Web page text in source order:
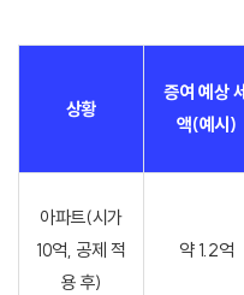
상황
증여 예상 세
액(예시)
아파트(시가
10억, 공제 적
용 후)
약 1.2억